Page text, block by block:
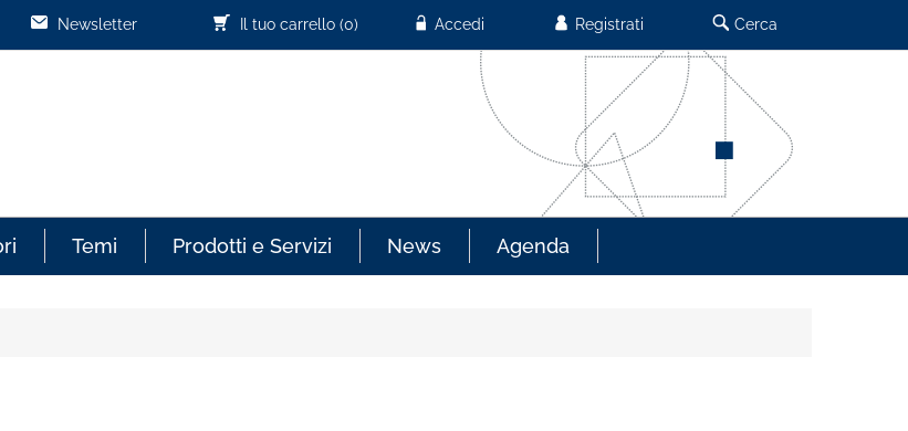
Cerca
Registrati
Accedi
Il tuo carrello (0)
Newsletter
Temi Prodotti e Servizi News Agenda